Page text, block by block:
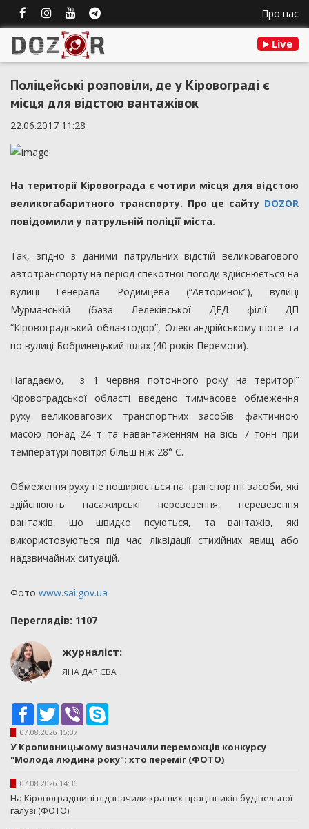
Про нас
Live
Поліцейські розповіли, де у Кіровограді є
місця для відстою вантажівок
22.06.2017 11:28
На території Кіровограда є чотири місця для відстою
великогабаритного транспорту. Про це сайту DOZOR
повідомили у патрульній поліції міста.
Так, згідно з даними патрульних відстій великовагового
автотранспорту на період спекотної погоди здійснюється на
вулиці Генерала Родимцева (“Авторинок”), вулиці
Мурманській (база Лелеківської ДЕД філії ДП
“Кіровоградський облавтодор”, Олександрійському шосе та
по вулиці Бобринецький шлях (40 років Перемоги).
Нагадаємо, з 1 червня поточного року на території
Кіровоградської області введено тимчасове обмеження
руху великовагових транспортних засобів фактичною
масою понад 24 т та навантаженням на вісь 7 тонн при
температурі повітря більш ніж 28° С.
Обмеження руху не поширюється на транспортні засоби, які
здійснюють пасажирські перевезення, перевезення
вантажів, що швидко псуються, та вантажів, які
використовуються під час ліквідації стихійних явищ або
надзвичайних ситуацій.
Фото www.sai.gov.ua
Переглядiв: 1107
журналіст:
ЯНА ДАР'ЄВА
Facebook
TwitterViber
07.08.2026 15:07
У Кропивницькому визначили переможців конкурсу
"Молода людина року": хто переміг (ФОТО)
07.08.2026 14:36
На Кіровоградщині відзначили кращих працівників будівельної
галузі (ФОТО)